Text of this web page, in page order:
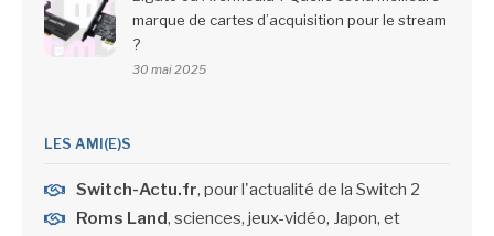
marque de cartes d’acquisition pour le stream
?
30 mai 2025
LES AMI(E)S
Switch-Actu.fr, pour l'actualité de la Switch 2
Roms Land, sciences, jeux-vidéo, Japon, et